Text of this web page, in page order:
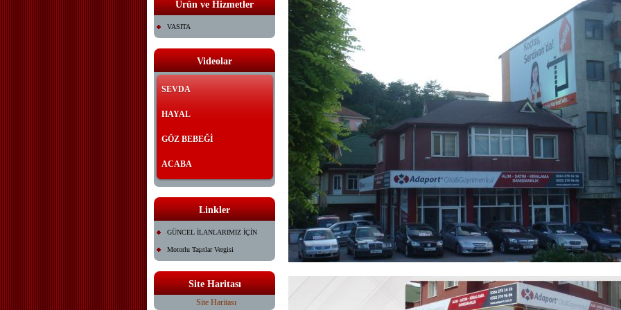
Ürün ve Hizmetler
VASITA
Videolar
SEVDA
HAYAL
GÖZ BEBEĞİ
ACABA
Linkler
GÜNCEL İLANLARIMIZ İÇİN
Motorlu Taşıtlar Vergisi
Site Haritası
Site Haritası